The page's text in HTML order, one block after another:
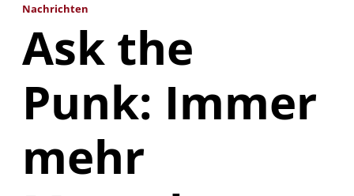
Nachrichten
Ask the
Punk: Immer
mehr